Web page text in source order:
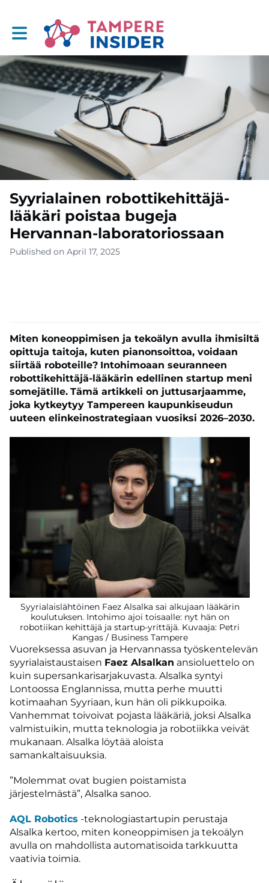
Toggle main navigation
Syyrialainen robottikehittäjä-
lääkäri poistaa bugeja
Hervannan-laboratoriossaan
Published on April 17, 2025
Miten koneoppimisen ja tekoälyn avulla ihmisiltä
opittuja taitoja, kuten pianonsoittoa, voidaan
siirtää roboteille? Intohimoaan seuranneen
robottikehittäjä-lääkärin edellinen startup meni
somejätille. Tämä artikkeli on juttusarjaamme,
joka kytkeytyy Tampereen kaupunkiseudun
uuteen elinkeinostrategiaan vuosiksi 2026–2030.
Syyrialaislähtöinen Faez Alsalka sai alkujaan lääkärin
koulutuksen. Intohimo ajoi toisaalle: nyt hän on
robotiikan kehittäjä ja startup-yrittäjä. Kuvaaja: Petri
Kangas / Business Tampere
Vuoreksessa asuvan ja Hervannassa työskentelevän
syyrialaistaustaisen Faez Alsalkan ansioluettelo on
kuin supersankarisarjakuvasta. Alsalka syntyi
Lontoossa Englannissa, mutta perhe muutti
kotimaahan Syyriaan, kun hän oli pikkupoika.
Vanhemmat toivoivat pojasta lääkäriä, joksi Alsalka
valmistuikin, mutta teknologia ja robotiikka veivät
mukanaan. Alsalka löytää aloista
samankaltaisuuksia.
”Molemmat ovat bugien poistamista
järjestelmästä”, Alsalka sanoo.
AQL Robotics -teknologiastartupin perustaja
Alsalka kertoo, miten koneoppimisen ja tekoälyn
avulla on mahdollista automatisoida tarkkuutta
vaativia toimia.